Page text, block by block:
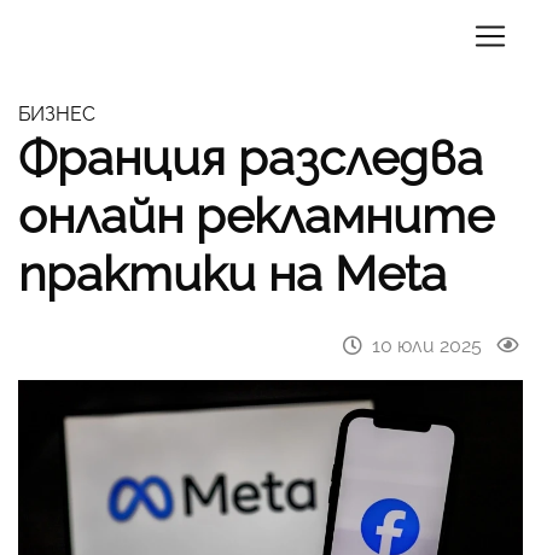
БИЗНЕС
Франция разследва
онлайн рекламните
практики на Meta
10 юли 2025